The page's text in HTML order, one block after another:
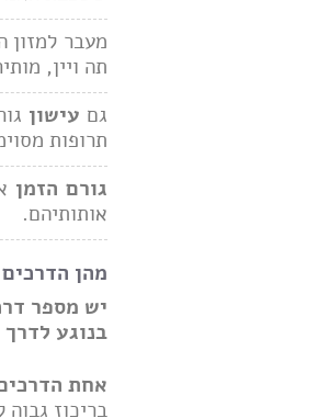
מעבר למזון
תה ויין,
גם עישון
תרופות
גורם הזמן
אותותיהם.
מהן
יש מספר
בנוגע
אחת
בריכוז